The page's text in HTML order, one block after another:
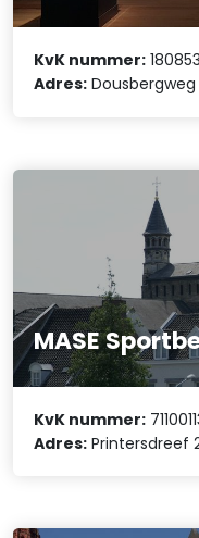
KvK nummer:
Adres:
MASE
KvK nummer:
Adres: Printersdreef